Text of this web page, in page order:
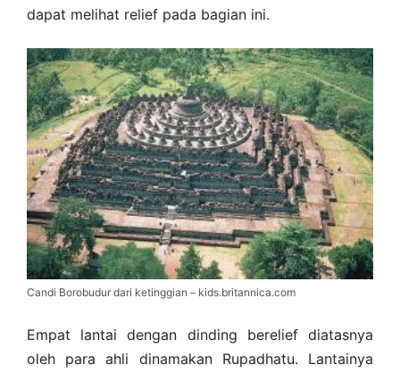
dapat melihat relief pada bagian ini.
Candi Borobudur dari ketinggian – kids.britannica.com
Empat lantai dengan dinding berelief diatasnya
oleh para ahli dinamakan Rupadhatu. Lantainya